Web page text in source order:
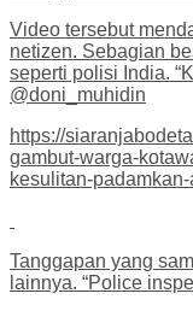
Video tersebut
netizen. Sebagian
seperti polisi India.
@doni_muhidin
https://
gambut-warga-
kesulitan-padamkan-
Tanggapan yang
lainnya. “Police